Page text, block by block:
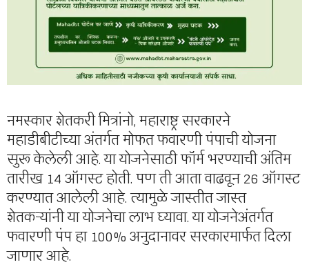
नमस्कार शेतकरी मित्रांनो, महाराष्ट्र सरकारने
महाडीबीटीच्या अंतर्गत मोफत फवारणी पंपाची योजना
सुरू केलेली आहे. या योजनेसाठी फॉर्म भरण्याची अंतिम
तारीख 14 ऑगस्ट होती. पण ती आता वाढवून 26 ऑगस्ट
करण्यात आलेली आहे. त्यामुळे जास्तीत जास्त
शेतकऱ्यांनी या योजनेचा लाभ घ्यावा. या योजनेअंतर्गत
फवारणी पंप हा 100% अनुदानावर सरकारमार्फत दिला
जाणार आहे.